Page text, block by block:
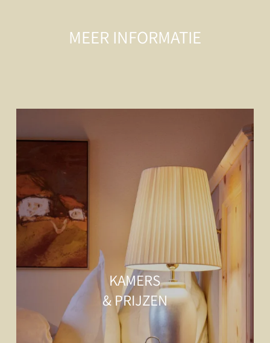
MEER INFORMATIE
KAMERS
& PRIJZEN